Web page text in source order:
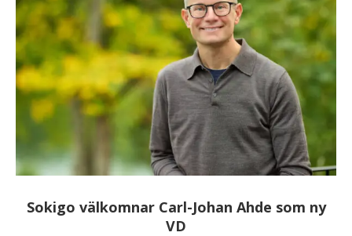
Sokigo välkomnar Carl-Johan Ahde som ny
VD